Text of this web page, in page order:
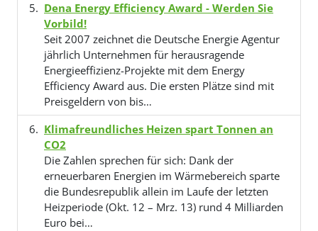
Dena Energy Efficiency Award - Werden Sie
Vorbild!
Seit 2007 zeichnet die Deutsche Energie Agentur
jährlich Unternehmen für herausragende
Energieeffizienz-Projekte mit dem Energy
Efficiency Award aus. Die ersten Plätze sind mit
Preisgeldern von bis…
Klimafreundliches Heizen spart Tonnen an
CO2
Die Zahlen sprechen für sich: Dank der
erneuerbaren Energien im Wärmebereich sparte
die Bundesrepublik allein im Laufe der letzten
Heizperiode (Okt. 12 – Mrz. 13) rund 4 Milliarden
Euro bei…